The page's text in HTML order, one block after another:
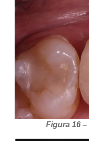
Figura 16 –